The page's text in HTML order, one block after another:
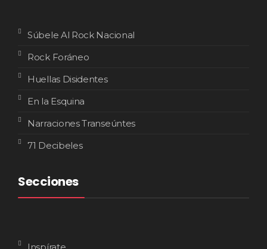
Súbele Al Rock Nacional
Rock Foráneo
Huellas Disidentes
En la Esquina
Narraciones Transeúntes
71 Decibeles
Secciones